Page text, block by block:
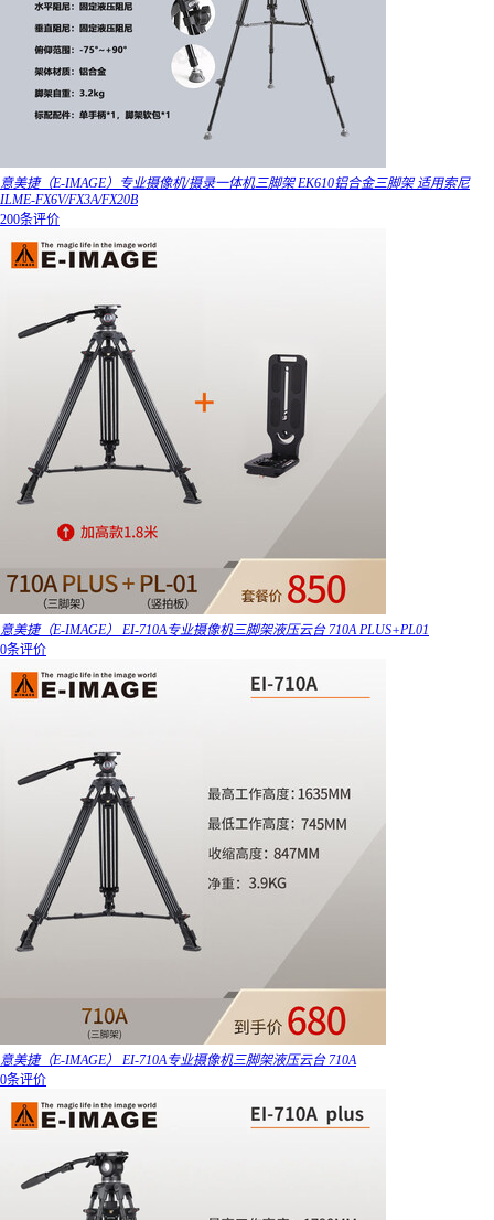
意美捷（E-IMAGE）专业摄像机/摄录一体机三脚架 EK610铝合金三脚架 适用索尼
ILME-FX6V/FX3A/FX20B
200条评价
意美捷（E-IMAGE） EI-710A专业摄像机三脚架液压云台 710A PLUS+PL01
0条评价
意美捷（E-IMAGE） EI-710A专业摄像机三脚架液压云台 710A
0条评价